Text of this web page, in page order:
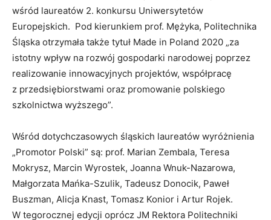
wśród laureatów 2. konkursu Uniwersytetów
Europejskich. Pod kierunkiem prof. Mężyka, Politechnika
Śląska otrzymała także tytuł Made in Poland 2020 „za
istotny wpływ na rozwój gospodarki narodowej poprzez
realizowanie innowacyjnych projektów, współpracę
z przedsiębiorstwami oraz promowanie polskiego
szkolnictwa wyższego”.
Wśród dotychczasowych śląskich laureatów wyróżnienia
„Promotor Polski” są: prof. Marian Zembala, Teresa
Mokrysz, Marcin Wyrostek, Joanna Wnuk-Nazarowa,
Małgorzata Mańka-Szulik, Tadeusz Donocik, Paweł
Buszman, Alicja Knast, Tomasz Konior i Artur Rojek.
W tegorocznej edycji oprócz JM Rektora Politechniki